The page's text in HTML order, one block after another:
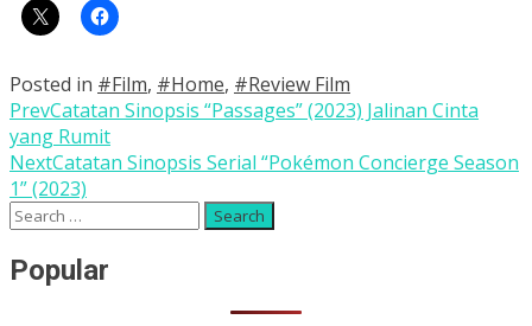
Posted in #Film, #Home, #Review Film
PrevCatatan Sinopsis “Passages” (2023) Jalinan Cinta
yang Rumit
NextCatatan Sinopsis Serial “Pokémon Concierge Season
1” (2023)
Search
Popular